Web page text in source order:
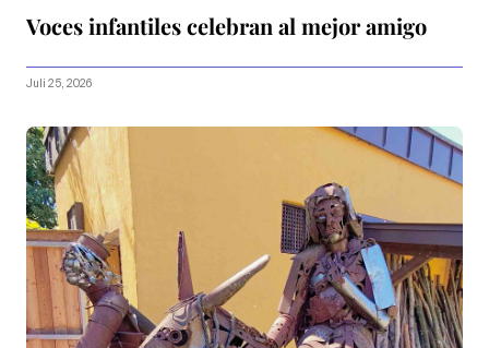
Voces infantiles celebran al mejor amigo
Juli 25, 2026